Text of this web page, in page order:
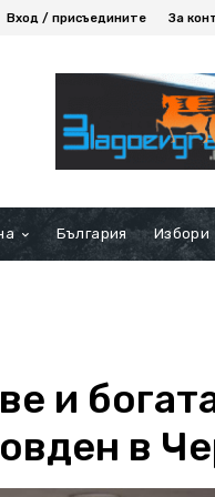
Вход / присъедините За
България Избори
и
в